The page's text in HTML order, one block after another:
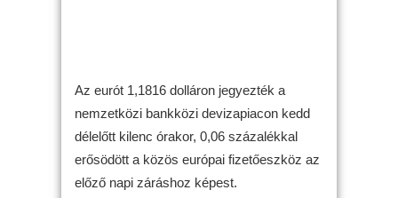
Az eurót 1,1816 dolláron jegyezték a
nemzetközi bankközi devizapiacon kedd
délelőtt kilenc órakor, 0,06 százalékkal
erősödött a közös európai fizetőeszköz az
előző napi záráshoz képest.